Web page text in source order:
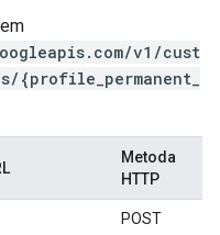
v1/cust
{profile_permanent_
Metoda
HTTP
POST